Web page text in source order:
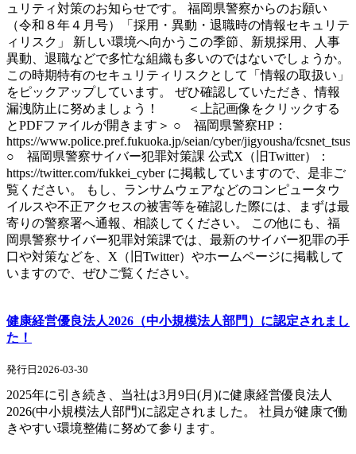
ュリティ対策のお知らせです。 福岡県警察からのお願い
（令和８年４月号）「採用・異動・退職時の情報セキュリテ
ィリスク」 新しい環境へ向かうこの季節、新規採用、人事
異動、退職などで多忙な組織も多いのではないでしょうか。
この時期特有のセキュリティリスクとして「情報の取扱い」
をピックアップしています。 ぜひ確認していただき、情報
漏洩防止に努めましょう！ ＜上記画像をクリックする
とPDFファイルが開きます＞ ○ 福岡県警察HP：
https://www.police.pref.fukuoka.jp/seian/cyber/jigyousha/
○ 福岡県警察サイバー犯罪対策課 公式X（旧Twitter）：
https://twitter.com/fukkei_cyber に掲載していますので、是非ご
覧ください。 もし、ランサムウェアなどのコンピュータウ
イルスや不正アクセスの被害等を確認した際には、まずは最
寄りの警察署へ通報、相談してください。 この他にも、福
岡県警察サイバー犯罪対策課では、最新のサイバー犯罪の手
口や対策などを、X（旧Twitter）やホームページに掲載して
いますので、ぜひご覧ください。
健康経営優良法人2026（中小規模法人部門）に認定されまし
た！
発行日2026-03-30
2025年に引き続き、当社は3月9日(月)に健康経営優良法人
2026(中小規模法人部門)に認定されました。 社員が健康で働
きやすい環境整備に努めて参ります。